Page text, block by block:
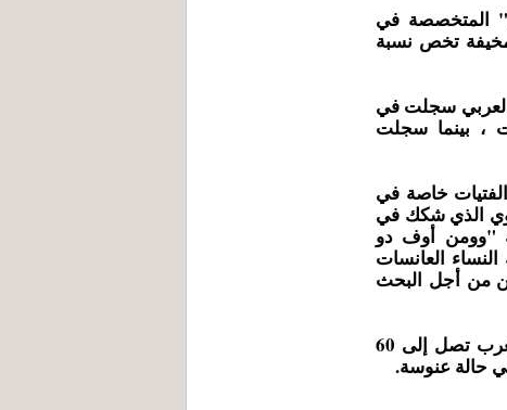
المتخصصة في
مخيفة تخص نسبة
سجلت في
، بينما سجلت
خاصة في
الذي شكك في
"وومن أوف دو
العانسات
من أجل البحث
وحسب نفس الدراسة دائما ، فإن نسبة العنوسة في المغرب تصل إلى 60